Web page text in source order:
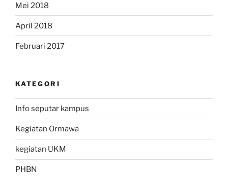
Mei 2018
April 2018
Februari 2017
KATEGORI
Info seputar kampus
Kegiatan Ormawa
kegiatan UKM
PHBN